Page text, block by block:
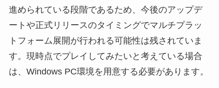
進められている段階であるため、今後のアップデ
ートや正式リリースのタイミングでマルチプラッ
トフォーム展開が行われる可能性は残されていま
す。現時点でプレイしてみたいと考えている場合
は、Windows PC環境を用意する必要があります。